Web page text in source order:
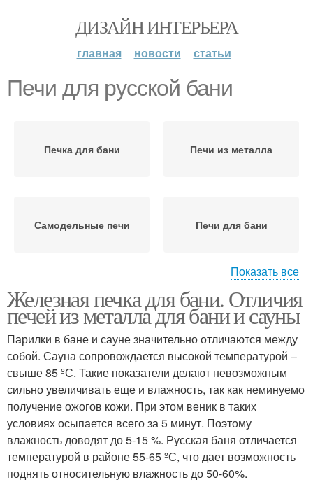
ДИЗАЙН ИНТЕРЬЕРА
главная новости статьи
Печи для русской бани
Печка для бани Печи из металла
Самодельные печи Печи для бани
Железная печь
Показать все
Железная печка для бани. Отличия
печей из металла для бани и сауны
Парилки в бане и сауне значительно отличаются между
собой. Сауна сопровождается высокой температурой –
свыше 85 ºС. Такие показатели делают невозможным
сильно увеличивать еще и влажность, так как неминуемо
получение ожогов кожи. При этом веник в таких
условиях осыпается всего за 5 минут. Поэтому
влажность доводят до 5-15 %. Русская баня отличается
температурой в районе 55-65 ºС, что дает возможность
поднять относительную влажность до 50-60%.